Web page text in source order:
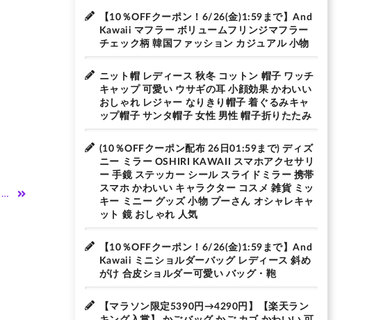
【10％OFFクーポン！6/26(金)1:59まで】And
Kawaii マフラー ボリュームフリンジマフラー
チェック柄 韓国ファッション カジュアル 小物
ニット帽 レディース 秋冬 コットン 帽子 ワッチ
キャップ 可愛い ウサギの耳 小顔効果 かわいい
おしゃれ レジャー なりきり帽子 着ぐるみキャ
ップ帽子 サンタ帽子 女性 男性 帽子折りたたみ
(10％OFFクーポン配布 26日01:59まで) ディズ
ニー ミラー OSHIRI KAWAII スマホアクセサリ
ー 手鏡 ステッカー シール スライドミラー 携帯
スマホ かわいい キャラクター コスメ 雑貨 ミッ
キー ミニー グッズ 小物 プーさん オシャレキャ
ット 鏡 おしゃれ 人気
【10％OFFクーポン！6/26(金)1:59まで】And
Kawaii ミニショルダーバッグ レディース 斜め
がけ 合皮ショルダー可愛い バッグ・鞄
【マラソン限定5390円→4290円】【楽天ラン